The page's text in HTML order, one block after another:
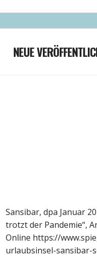
NEUE
Sansibar, dpa Januar
trotzt der Pandemie“,
Online https://
urlaubsinsel-